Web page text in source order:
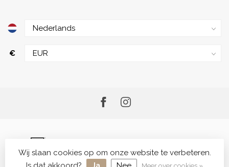
€
© Copyright 2026 Me.Shop - Your Skincare Shop
Wij slaan cookies op om onze website te verbeteren.